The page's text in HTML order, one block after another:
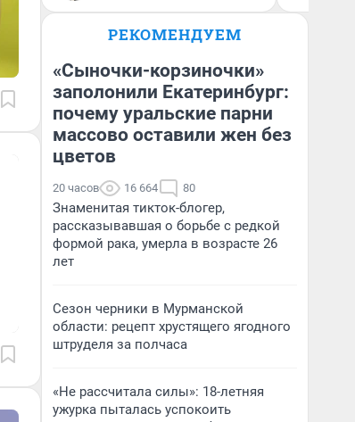
РЕКОМЕНДУЕМ
«Сыночки-корзиночки»
заполонили Екатеринбург:
почему уральские парни
массово оставили жен без
цветов
20 часов 16 664 80
Знаменитая тикток-блогер,
рассказывавшая о борьбе с редкой
формой рака, умерла в возрасте 26
лет
Сезон черники в Мурманской
области: рецепт хрустящего ягодного
штруделя за полчаса
«Не рассчитала силы»: 18-летняя
ужурка пыталась успокоить